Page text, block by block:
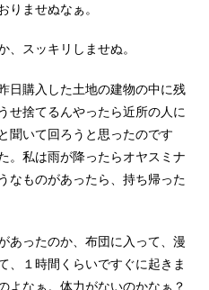
りませぬなぁ。
、スッキリしませぬ。
日購入した土地の建物の中に残
せ捨てるんやったら近所の人に
聞いて回ろうと思ったのです
。私は雨が降ったらオヤスミナ
なものがあったら、持ち帰った
あったのか、布団に入って、漫
、１時間くらいですぐに起きま
よなぁ。体力がないのかなぁ？